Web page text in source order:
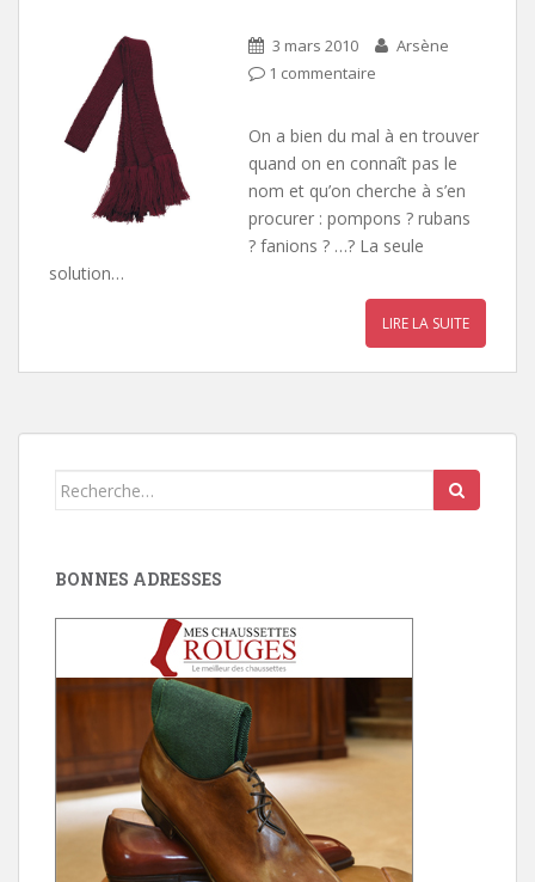
3 mars 2010
Arsène
1 commentaire
On a bien du mal à en trouver
quand on en connaît pas le
nom et qu’on cherche à s’en
procurer : pompons ? rubans
? fanions ? …? La seule
solution…
LIRE LA SUITE
Search
BONNES ADRESSES